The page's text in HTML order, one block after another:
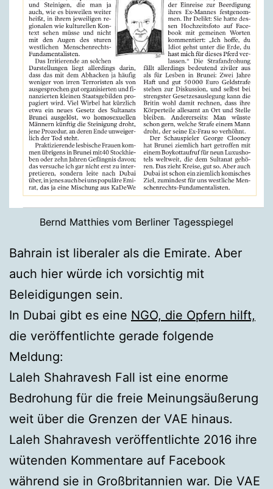
Bernd Matthies vom Berliner Tagesspiegel
Bahrain ist liberaler als die Emirate. Aber
auch hier würde ich vorsichtig mit
Beleidigungen sein.
In Dubai gibt es eine NGO, die Opfern hilft,
die veröffentlichte gerade folgende
Meldung:
Laleh Shahravesh Fall ist eine enorme
Bedrohung für die freie Meinungsäußerung
weit über die Grenzen der VAE hinaus.
Laleh Shahravesh veröffentlichte 2016 ihre
wütenden Kommentare auf Facebook
während sie in Großbritannien war. Die VAE